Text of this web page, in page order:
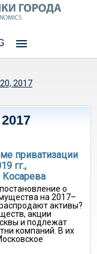
2017
приватизации
гг.,
о
на 2017–
активы?
акции
и подлежат
компаний. В их